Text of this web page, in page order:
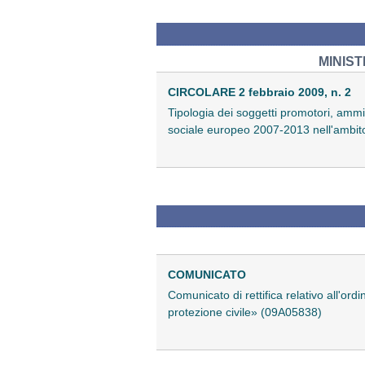
CIRCOLARE 2 febbraio 2009, n. 2
Tipologia dei soggetti promotori,
sociale europeo 2007-2013
COMUNICATO
Comunicato di rettifica relativo
protezione civile» (09A05838)